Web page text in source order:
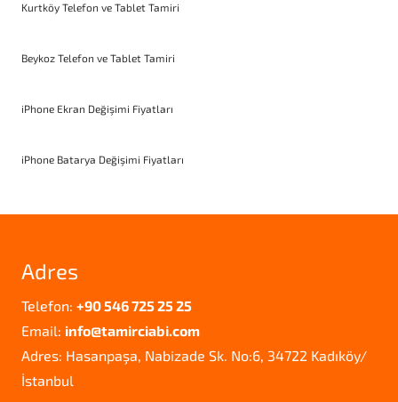
Kurtköy Telefon ve Tablet Tamiri
Beykoz Telefon ve Tablet Tamiri
iPhone Ekran Değişimi Fiyatları
iPhone Batarya Değişimi Fiyatları
Adres
Telefon: +90 546 725 25 25
Email: info@tamirciabi.com
Adres: Hasanpaşa, Nabizade Sk. No:6, 34722 Kadıköy/
İstanbul